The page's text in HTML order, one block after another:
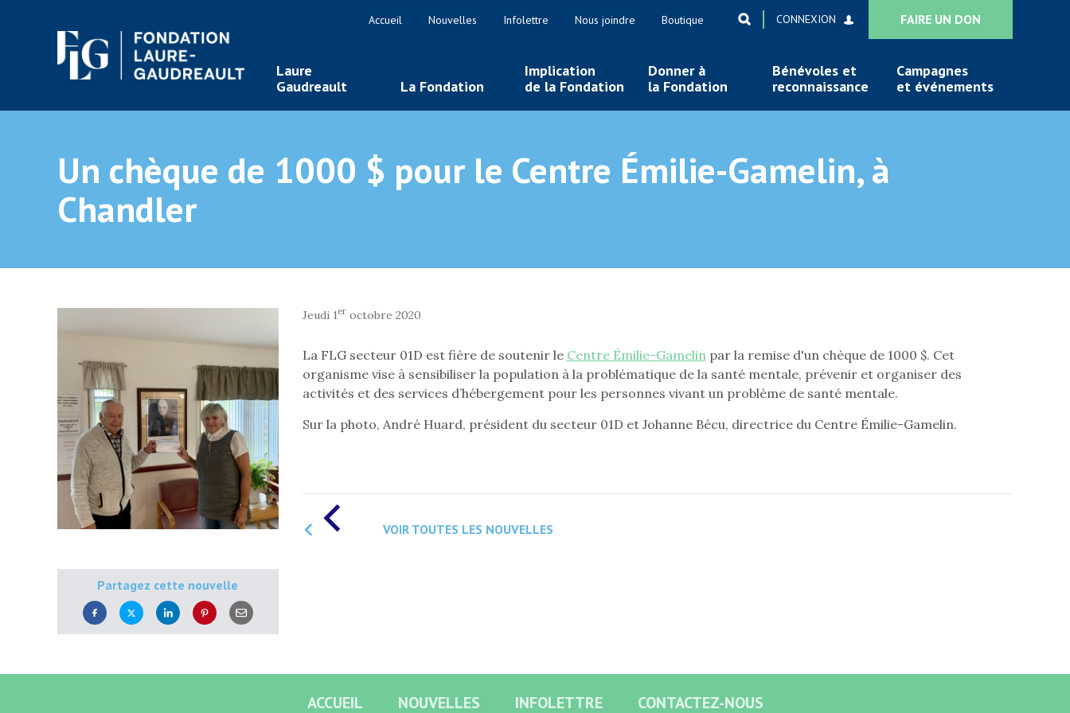
Accueil Nouvelles Infolettre Nous joindre Boutique CONNEXION FAIRE UN DON
Laure
Gaudreault
La Fondation
Implication
de la Fondation
Donner à
la Fondation
Bénévoles et
reconnaissance
Campagnes
et événements
Un chèque de 1000 $ pour le Centre Émilie-Gamelin, à
Chandler
Partagez cette nouvelle
Jeudi 1eroctobre 2020
La FLG secteur 01D est fière de soutenir le Centre Émilie-Gamelinpar la remise d'un chèque de 1000 $. Cet
organisme vise à sensibiliser la population à la problématique de la santé mentale, prévenir et organiser des
activités et des services d’hébergement pour les personnes vivant un problème de santé mentale.
Sur la photo, André Huard, président du secteur 01D et Johanne Bécu, directrice du Centre Émilie-Gamelin.
VOIR TOUTES LES NOUVELLES
ACCUEIL NOUVELLES INFOLETTRE CONTACTEZ-NOUS